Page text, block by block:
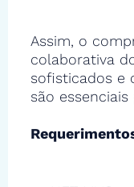
Assim, o
colaborativa
sofisticados e
são